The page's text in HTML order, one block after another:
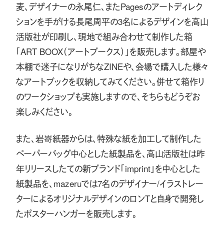
麦、デザイナーの永尾仁、またPagesのアートディレク
ションを手がける長尾周平の3名によるデザインを高山
活版社が印刷し、現地で組み合わせて制作した箱
「ART BOOX（アートブークス）」を販売します。部屋や
本棚で迷子になりがちなZINEや、会場で購入した様々
なアートブックを収納してみてください。併せて箱作り
のワークショップも実施しますので、そちらもどうぞお
楽しみください。
また、岩㟢紙器からは、特殊な紙を加工して制作した
ペーパーバッグ中心とした紙製品を、高山活版社は昨
年リリースしたての新ブランド「imprint」を中心とした
紙製品を、mazeruでは7名のデザイナー/イラストレー
ターによるオリジナルデザインのロンTと自身で開発し
たポスターハンガーを販売します。